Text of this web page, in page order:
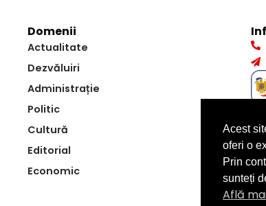
Domenii
Actualitate
Dezvăluiri
Administrație
Politic
Cultură
Editorial
Economic
Acest
oferi o
Prin
sunteți
Află